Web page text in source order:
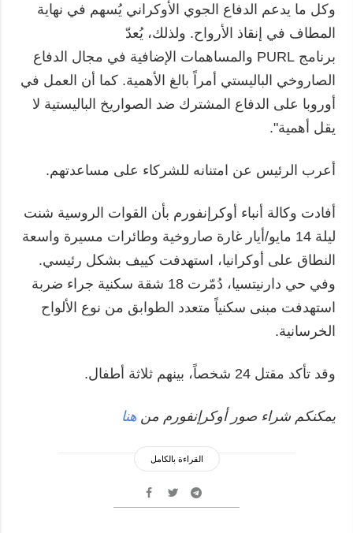
وكل ما يدعم الدفاع الجوي الأوكراني يُسهم في نهاية
المطاف في إنقاذ الأرواح. ولذلك، يُعدّ
برنامج PURL والمساهمات الإضافية في مجال الدفاع
الصاروخي الباليستي أمراً بالغ الأهمية. كما أن العمل في
أوروبا على الدفاع المشترك ضد الصواريخ الباليستية لا
يقل أهمية".
أعرب الرئيس عن امتنانه للشركاء على مساعدتهم.
أفادت وكالة أنباء أوكرإنفورم بأن القوات الروسية شنت
ليلة 14 مايو/أيار غارة صاروخية وطائرات مسيرة واسعة
النطاق على أوكرانيا، استهدفت كييف بشكل رئيسي.
وفي حي دارنيتسيا، دُمّرت 18 شقة سكنية جراء ضربة
استهدفت مبنى سكنياً متعدد الطوابق من نوع الألواح
الخرسانية.
وقد تأكد مقتل 24 شخصاً، بينهم ثلاثة أطفال.
يمكنكم شراء صور أوكرإنفورم منهنا
القراءة بالكامل